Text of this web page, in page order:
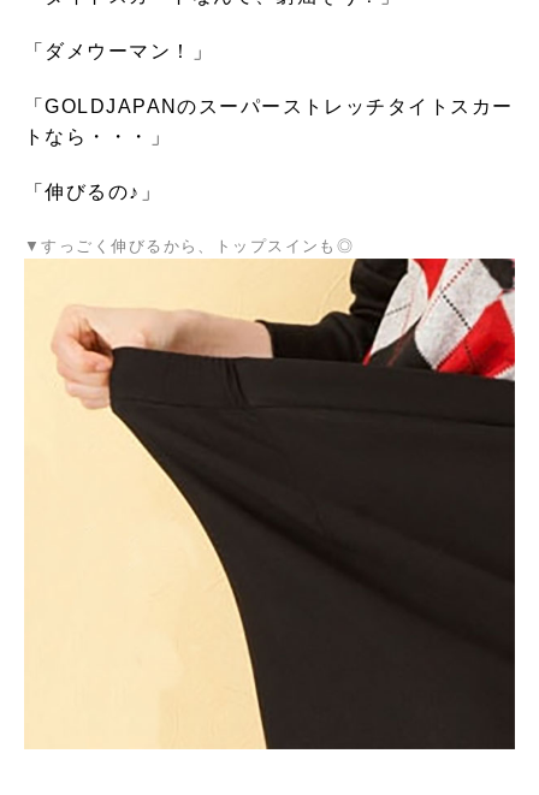
「ダメウーマン！」
「GOLDJAPANのスーパーストレッチタイトスカー
トなら・・・」
「伸びるの♪」
▼すっごく伸びるから、トップスインも◎